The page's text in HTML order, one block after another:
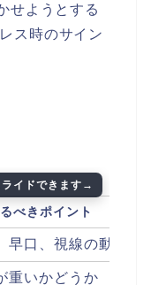
せようとする
ス時のサイン
べきポイント
早口、視線の動き
重いかどうか